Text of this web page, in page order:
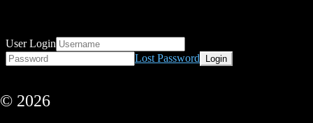
© 2026
User Login
Lost Password